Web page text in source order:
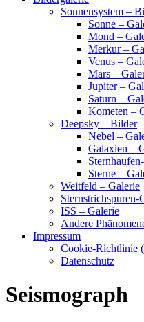
Sonnensystem –
Sonne –
Mond –
Merkur –
Venus –
Mars –
Jupiter –
Saturn –
Kometen –
Deepsky – Bilder
Nebel –
Galaxien –
Sterne –
Weitfeld – Galerie
Sternstrichspuren-
ISS – Galerie
Andere
Impressum
Cookie-Richtlinie
Datenschutz
Seismograph